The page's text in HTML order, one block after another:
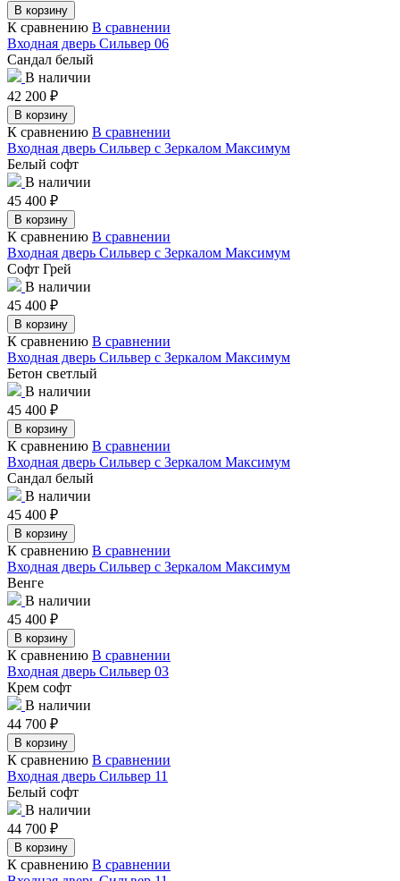
В корзину
К сравнению В сравнении
Входная дверь Сильвер 06
Сандал белый
В наличии
42 200 ₽
В корзину
К сравнению В сравнении
Входная дверь Сильвер с Зеркалом Максимум
Белый софт
В наличии
45 400 ₽
В корзину
К сравнению В сравнении
Входная дверь Сильвер с Зеркалом Максимум
Софт Грей
В наличии
45 400 ₽
В корзину
К сравнению В сравнении
Входная дверь Сильвер с Зеркалом Максимум
Бетон светлый
В наличии
45 400 ₽
В корзину
К сравнению В сравнении
Входная дверь Сильвер с Зеркалом Максимум
Сандал белый
В наличии
45 400 ₽
В корзину
К сравнению В сравнении
Входная дверь Сильвер с Зеркалом Максимум
Венге
В наличии
45 400 ₽
В корзину
К сравнению В сравнении
Входная дверь Сильвер 03
Крем софт
В наличии
44 700 ₽
В корзину
К сравнению В сравнении
Входная дверь Сильвер 11
Белый софт
В наличии
44 700 ₽
В корзину
К сравнению В сравнении